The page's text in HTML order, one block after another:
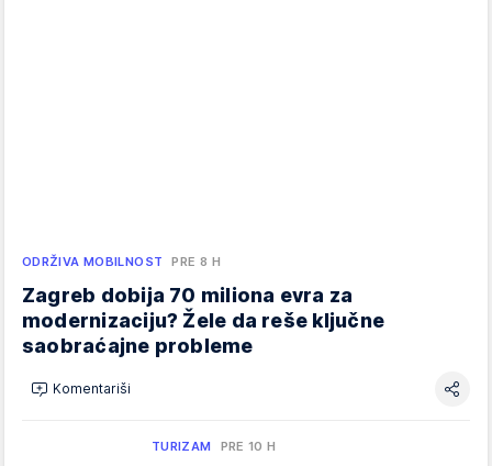
ODRŽIVA MOBILNOST PRE 8 H
Zagreb dobija 70 miliona evra za
modernizaciju? Žele da reše ključne
saobraćajne probleme
Komentariši
TURIZAM PRE 10 H